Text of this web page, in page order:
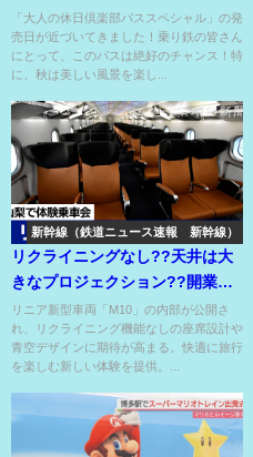
限定きっぷがもうすぐ発売?!
「大人の休日倶楽部パススペシャル」の発
売日が近づいてきました！乗り鉄の皆さん
にとって、このパスは絶好のチャンス！特
に、秋は美しい風景を楽し...
新幹線（鉄道ニュース速報 新幹線）
リクライニングなし??天井は大
きなプロジェクション??開業時
が見えない車両の内部公開??
リニア新型車両「M10」の内部が公開さ
れ、リクライニング機能なしの座席設計や
青空デザインに期待が高まる。快適に旅行
を楽しむ新しい体験を提供。...